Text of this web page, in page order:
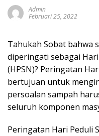
k
L
e
n
g
a
p
Admin
Februari 25, 2022
Tahukah Sobat bahwa
diperingati sebagai
(HPSN)? Peringatan
bertujuan untuk
persoalan sampah
seluruh komponen
Peringatan Hari Peduli